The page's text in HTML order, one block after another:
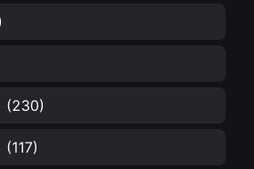
(230)
(117)